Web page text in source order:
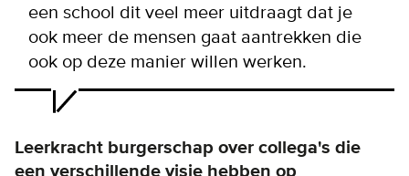
een school dit veel meer uitdraagt dat je
ook meer de mensen gaat aantrekken die
ook op deze manier willen werken.
Leerkracht burgerschap over collega's die